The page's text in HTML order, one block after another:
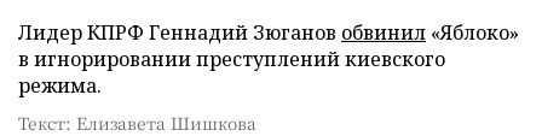
Лидер КПРФ Геннадий Зюганов обвинил «Яблоко»
в игнорировании преступлений киевского
режима.
Текст: Елизавета Шишкова